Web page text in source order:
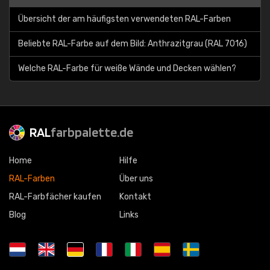
Übersicht der am häufigsten verwendeten RAL-Farben
Beliebte RAL-Farbe auf dem Bild: Anthrazitgrau (RAL 7016)
Welche RAL-Farbe für weiße Wände und Decken wählen?
RALfarbpalette.de
Home
RAL-Farben
RAL-Farbfächer kaufen
Blog
Hilfe
Über uns
Kontakt
Links